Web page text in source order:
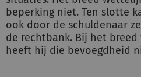
beperking niet. Ten slotte
ook door de schuldenaar
de rechtbank. Bij het
heeft hij die bevoegdheid